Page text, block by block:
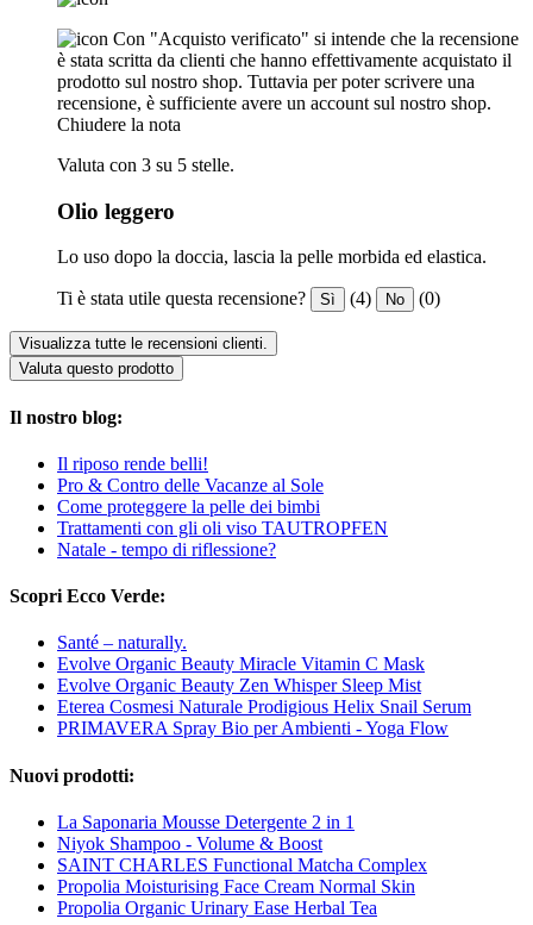
Con "Acquisto verificato" si intende che la recensione
è stata scritta da clienti che hanno effettivamente acquistato il
prodotto sul nostro shop. Tuttavia per poter scrivere una
recensione, è sufficiente avere un account sul nostro shop.
Chiudere la nota
Valuta con 3 su 5 stelle.
Olio leggero
Lo uso dopo la doccia, lascia la pelle morbida ed elastica.
Ti è stata utile questa recensione? Sì (4) No (0)
Visualizza tutte le recensioni clienti.
Valuta questo prodotto
Il nostro blog:
Il riposo rende belli!
Pro & Contro delle Vacanze al Sole
Come proteggere la pelle dei bimbi
Trattamenti con gli oli viso TAUTROPFEN
Natale - tempo di riflessione?
Scopri Ecco Verde:
Santé – naturally.
Evolve Organic Beauty Miracle Vitamin C Mask
Evolve Organic Beauty Zen Whisper Sleep Mist
Eterea Cosmesi Naturale Prodigious Helix Snail Serum
PRIMAVERA Spray Bio per Ambienti - Yoga Flow
Nuovi prodotti:
La Saponaria Mousse Detergente 2 in 1
Niyok Shampoo - Volume & Boost
SAINT CHARLES Functional Matcha Complex
Propolia Moisturising Face Cream Normal Skin
Propolia Organic Urinary Ease Herbal Tea